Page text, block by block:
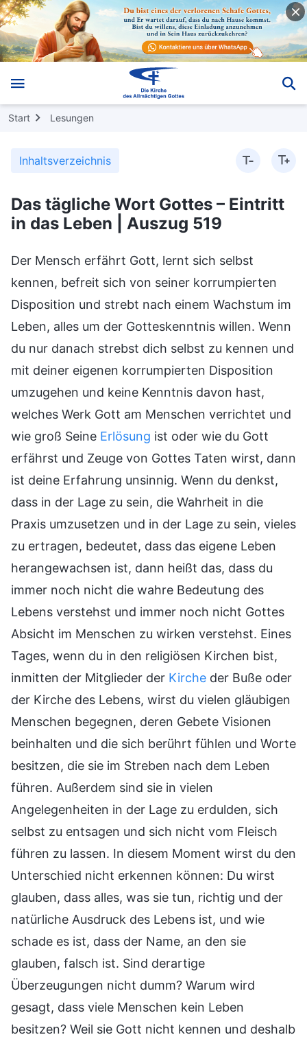
Start Lesungen
Inhaltsverzeichnis
Das tägliche Wort Gottes – Eintritt
in das Leben | Auszug 519
Der Mensch erfährt Gott, lernt sich selbst
kennen, befreit sich von seiner korrumpierten
Disposition und strebt nach einem Wachstum im
Leben, alles um der Gotteskenntnis willen. Wenn
du nur danach strebst dich selbst zu kennen und
mit deiner eigenen korrumpierten Disposition
umzugehen und keine Kenntnis davon hast,
welches Werk Gott am Menschen verrichtet und
wie groß Seine Erlösung ist oder wie du Gott
erfährst und Zeuge von Gottes Taten wirst, dann
ist deine Erfahrung unsinnig. Wenn du denkst,
dass in der Lage zu sein, die Wahrheit in die
Praxis umzusetzen und in der Lage zu sein, vieles
zu ertragen, bedeutet, dass das eigene Leben
herangewachsen ist, dann heißt das, dass du
immer noch nicht die wahre Bedeutung des
Lebens verstehst und immer noch nicht Gottes
Absicht im Menschen zu wirken verstehst. Eines
Tages, wenn du in den religiösen Kirchen bist,
inmitten der Mitglieder der Kirche der Buße oder
der Kirche des Lebens, wirst du vielen gläubigen
Menschen begegnen, deren Gebete Visionen
beinhalten und die sich berührt fühlen und Worte
besitzen, die sie im Streben nach dem Leben
führen. Außerdem sind sie in vielen
Angelegenheiten in der Lage zu erdulden, sich
selbst zu entsagen und sich nicht vom Fleisch
führen zu lassen. In diesem Moment wirst du den
Unterschied nicht erkennen können: Du wirst
glauben, dass alles, was sie tun, richtig und der
natürliche Ausdruck des Lebens ist, und wie
schade es ist, dass der Name, an den sie
glauben, falsch ist. Sind derartige
Überzeugungen nicht dumm? Warum wird
gesagt, dass viele Menschen kein Leben
besitzen? Weil sie Gott nicht kennen und deshalb